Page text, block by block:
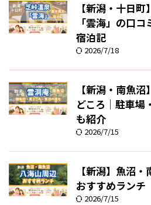
【新潟・十日
「雲海」の口
宿泊記
2026/7/18
【新潟・南魚
どころ｜駐車場
も紹介
2026/7/15
【新潟】魚沼
おすすめランチ
2026/7/15